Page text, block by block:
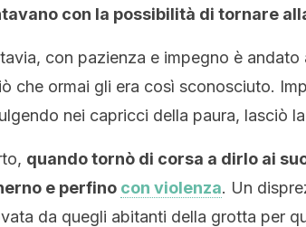
con la possibilità di tornare
con pazienza e impegno è
che ormai gli era così sconosciuto.
nei capricci della paura, lasciò
quando tornò di corsa a dirlo ai
e perfino con violenza. Un
da quegli abitanti della grotta per